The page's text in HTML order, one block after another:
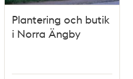
Plantering och butik
i Norra Ängby